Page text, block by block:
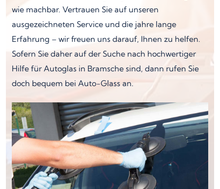
wie machbar. Vertrauen Sie auf unseren
ausgezeichneten Service und die jahre lange
Erfahrung – wir freuen uns darauf, Ihnen zu helfen.
Sofern Sie daher auf der Suche nach hochwertiger
Hilfe für Autoglas in Bramsche sind, dann rufen Sie
doch bequem bei Auto-Glass an.